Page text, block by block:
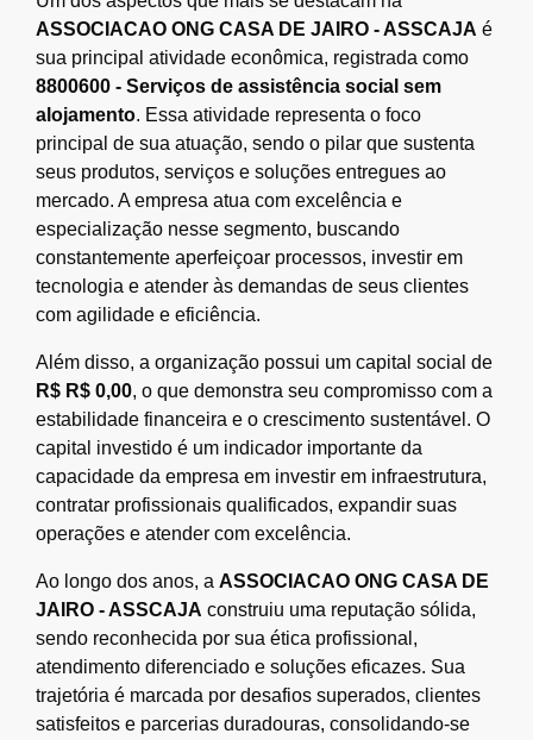
ASSOCIACAO ONG CASA DE JAIRO - ASSCAJA é
sua principal atividade econômica, registrada como
8800600 - Serviços de assistência social sem
alojamento. Essa atividade representa o foco
principal de sua atuação, sendo o pilar que sustenta
seus produtos, serviços e soluções entregues ao
mercado. A empresa atua com excelência e
especialização nesse segmento, buscando
constantemente aperfeiçoar processos, investir em
tecnologia e atender às demandas de seus clientes
com agilidade e eficiência.
Além disso, a organização possui um capital social de
R$ R$ 0,00, o que demonstra seu compromisso com a
estabilidade financeira e o crescimento sustentável. O
capital investido é um indicador importante da
capacidade da empresa em investir em infraestrutura,
contratar profissionais qualificados, expandir suas
operações e atender com excelência.
Ao longo dos anos, a ASSOCIACAO ONG CASA DE
JAIRO - ASSCAJA construiu uma reputação sólida,
sendo reconhecida por sua ética profissional,
atendimento diferenciado e soluções eficazes. Sua
trajetória é marcada por desafios superados, clientes
satisfeitos e parcerias duradouras, consolidando-se